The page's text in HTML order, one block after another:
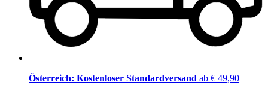
Österreich: Kostenloser Standardversand ab € 49,90